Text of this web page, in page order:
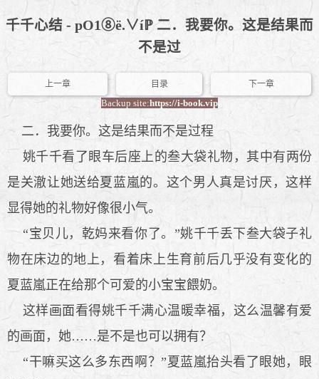
千千心结 - pO1⑧ё.∨íℙ 二．我要你。这是结果而
不是过
上一章 目录 下一章
Backup site:https://i-book.vip
二．我要你。这是结果而不是过程
姚千千看了眼车后座上的叁大袋礼物，其中有两份
是关澈让她送给夏蓝嵐的。这个男人真是讨厌，这样
显得她的礼物好像很小气。
“宝贝儿，乾妈来看你了。”姚千千丢下叁大袋子礼
物在床边的地上，看着床上生育前后几乎没有变化的
夏蓝嵐正在给那个可爱的小宝宝餵奶。
这样画面看得姚千千满心温暖幸福，这么温馨有爱
的画面，她……是不是也可以拥有？
“干嘛买这么多东西啊？”夏蓝嵐抬头看了眼她，眼